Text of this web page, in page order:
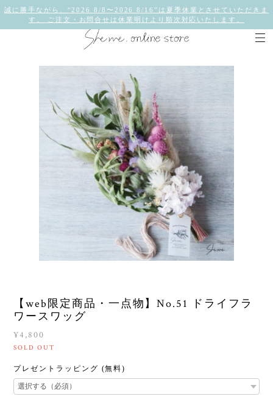
誠に勝手ながら、“2026 8/8〜2026 8/16”は夏季休業とさせていただきま
す。 ご注文・お問合せは休業明けより順次対応いたします。
【web限定商品・一点物】No.51 ドライフラ
ワースワッグ
¥4,800
SOLD OUT
プレゼントラッピング (無料)